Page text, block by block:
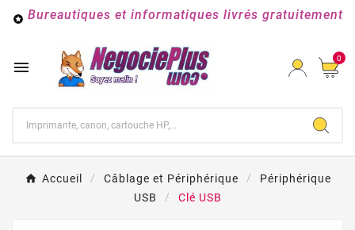
 Bureautiques et informatiques livrés gratuitement
 0
Accueil Câblage et Périphérique
Périphérique
USB
Clé USB